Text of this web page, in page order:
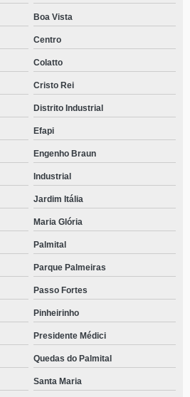
Boa Vista
Centro
Colatto
Cristo Rei
Distrito Industrial
Efapi
Engenho Braun
Industrial
Jardim Itália
Maria Glória
Palmital
Parque Palmeiras
Passo Fortes
Pinheirinho
Presidente Médici
Quedas do Palmital
Santa Maria